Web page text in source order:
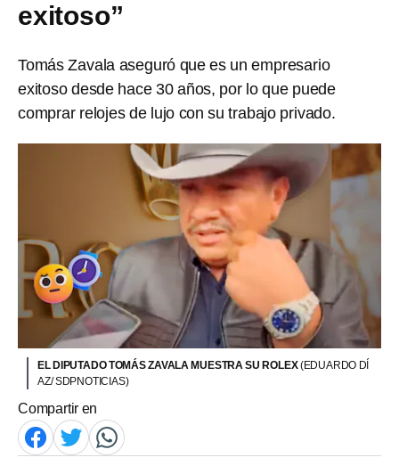
exitoso”
Tomás Zavala aseguró que es un empresario
exitoso desde hace 30 años, por lo que puede
comprar relojes de lujo con su trabajo privado.
EL DIPUTADO TOMÁS ZAVALA MUESTRA SU ROLEX(EDUARDO DÍ
AZ/ SDPNOTICIAS)
Compartir en